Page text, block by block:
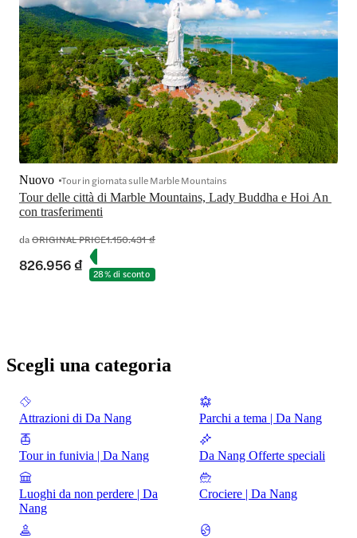
Tour delle città di Marble Mountains, Lady Buddha e Hoi An
con trasferimenti
Nuovo Tour in giornata sulle Marble Mountains
daORIGINAL PRICE1.150.431 ₫
826.956 ₫ 28% di sconto
Scegli una categoria
Attrazioni di Da Nang Parchi a tema | Da Nang
Tour in funivia | Da Nang Da Nang Offerte speciali
Luoghi da non perdere | Da
Nang
Crociere | Da Nang